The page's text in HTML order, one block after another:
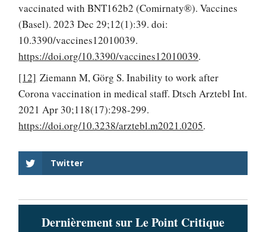
vaccinated with BNT162b2 (Comirnaty®). Vaccines
(Basel). 2023 Dec 29;12(1):39. doi:
10.3390/vaccines12010039.
https://doi.org/10.3390/vaccines12010039.
[12] Ziemann M, Görg S. Inability to work after
Corona vaccination in medical staff. Dtsch Arztebl Int.
2021 Apr 30;118(17):298-299.
https://doi.org/10.3238/arztebl.m2021.0205.
Twitter
Dernièrement sur Le Point Critique